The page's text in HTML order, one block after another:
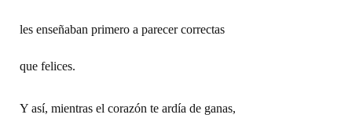
les enseñaban primero a parecer correctas
que felices.
Y así, mientras el corazón te ardía de ganas,